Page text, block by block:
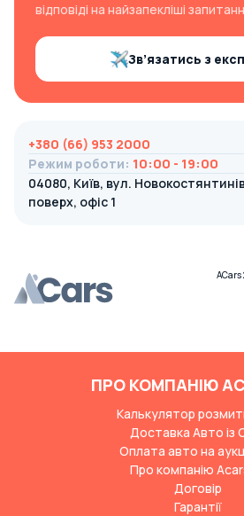
відповіді на найзапекліші
Зв’язатись з
+380 (66) 953 2000
Режим роботи: 10:00 - 19:00
04080, Київ, вул.
поверх, офіс 1
ACars
ПРО КОМПАНІЮ
Калькулятор
Доставка Авто із
Оплата авто на
Про компанію
Договір
Гарантії